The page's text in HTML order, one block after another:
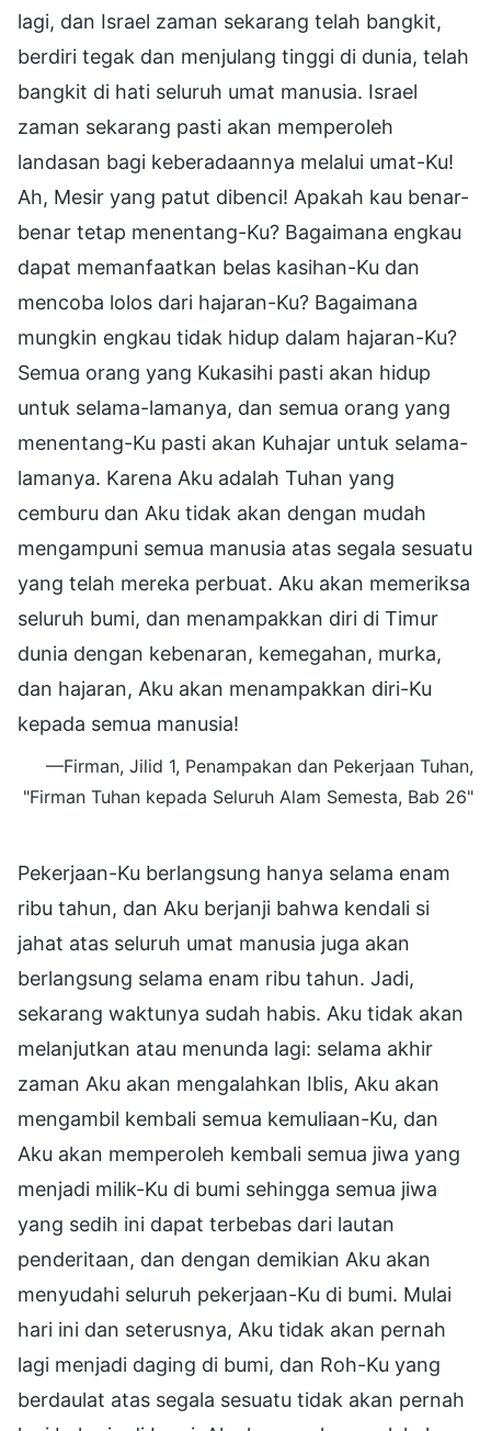
lagi, dan Israel zaman sekarang telah bangkit,
berdiri tegak dan menjulang tinggi di dunia, telah
bangkit di hati seluruh umat manusia. Israel
zaman sekarang pasti akan memperoleh
landasan bagi keberadaannya melalui umat-Ku!
Ah, Mesir yang patut dibenci! Apakah kau benar-
benar tetap menentang-Ku? Bagaimana engkau
dapat memanfaatkan belas kasihan-Ku dan
mencoba lolos dari hajaran-Ku? Bagaimana
mungkin engkau tidak hidup dalam hajaran-Ku?
Semua orang yang Kukasihi pasti akan hidup
untuk selama-lamanya, dan semua orang yang
menentang-Ku pasti akan Kuhajar untuk selama-
lamanya. Karena Aku adalah Tuhan yang
cemburu dan Aku tidak akan dengan mudah
mengampuni semua manusia atas segala sesuatu
yang telah mereka perbuat. Aku akan memeriksa
seluruh bumi, dan menampakkan diri di Timur
dunia dengan kebenaran, kemegahan, murka,
dan hajaran, Aku akan menampakkan diri-Ku
kepada semua manusia!
—Firman, Jilid 1, Penampakan dan Pekerjaan Tuhan,
"Firman Tuhan kepada Seluruh Alam Semesta, Bab 26"
Pekerjaan-Ku berlangsung hanya selama enam
ribu tahun, dan Aku berjanji bahwa kendali si
jahat atas seluruh umat manusia juga akan
berlangsung selama enam ribu tahun. Jadi,
sekarang waktunya sudah habis. Aku tidak akan
melanjutkan atau menunda lagi: selama akhir
zaman Aku akan mengalahkan Iblis, Aku akan
mengambil kembali semua kemuliaan-Ku, dan
Aku akan memperoleh kembali semua jiwa yang
menjadi milik-Ku di bumi sehingga semua jiwa
yang sedih ini dapat terbebas dari lautan
penderitaan, dan dengan demikian Aku akan
menyudahi seluruh pekerjaan-Ku di bumi. Mulai
hari ini dan seterusnya, Aku tidak akan pernah
lagi menjadi daging di bumi, dan Roh-Ku yang
berdaulat atas segala sesuatu tidak akan pernah